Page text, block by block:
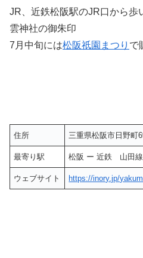
JR、近鉄松阪駅のJR口から歩
雲神社の御朱印
7月中旬には松阪祇園まつり で
住所 三重県松阪市日野町
最寄り駅 松阪 ー 近鉄 山田
ウェブサイト https://inory.jp/